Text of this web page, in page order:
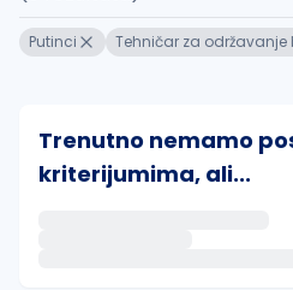
Putinci Tehničar za održavanje
Trenutno nemamo
kriterijumima, ali...